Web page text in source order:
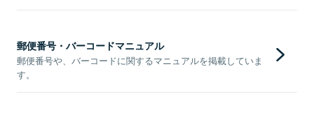
郵便番号・バーコードマニュアル
郵便番号や、バーコードに関するマニュアルを掲載していま
す。